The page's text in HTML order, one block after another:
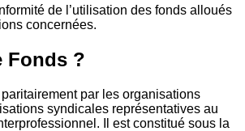
de l’utilisation des fonds alloués
concernées.
Fonds ?
par les organisations
syndicales représentatives au
Il est constitué sous la